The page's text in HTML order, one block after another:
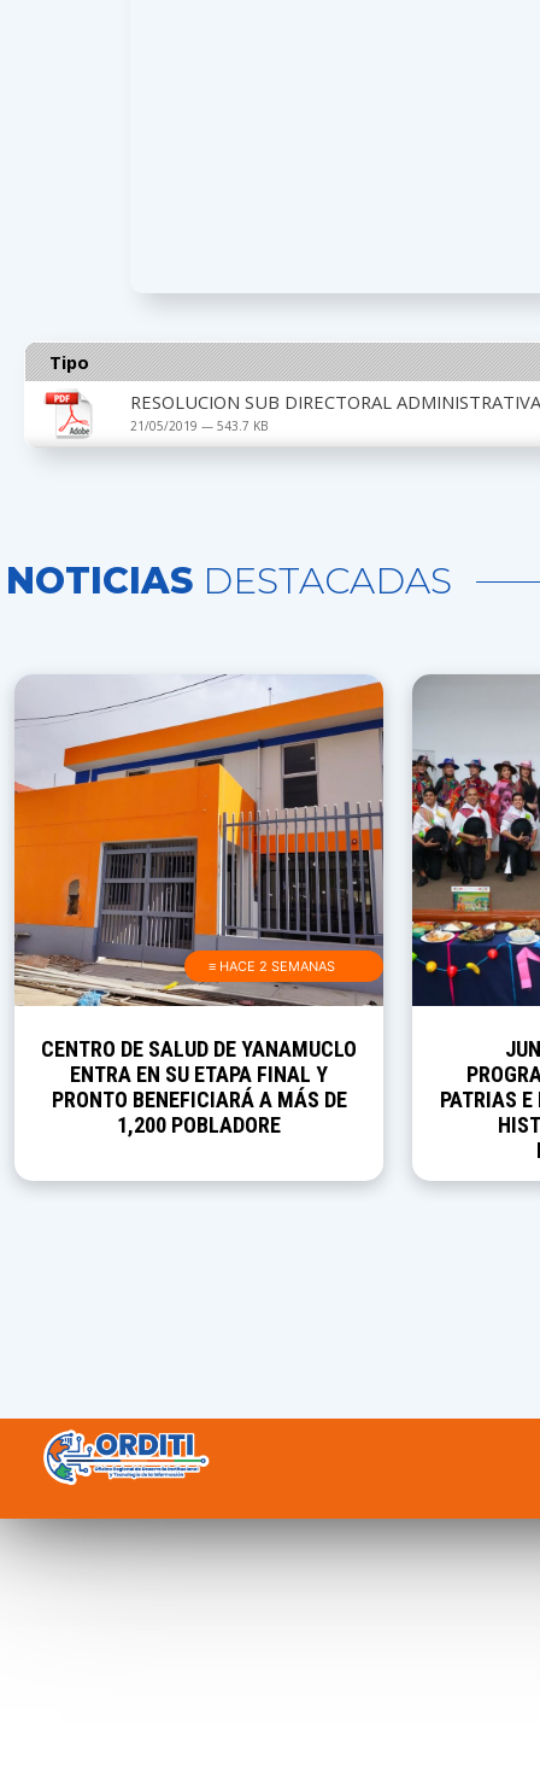
Tipo
RESOLUCION SUB DIRECTORAL
21/05/2019 — 543.7 KB
NOTICIAS DESTACADAS
≡ HACE 2 SEMANAS
CENTRO DE SALUD DE YANAMUCLO
ENTRA EN SU ETAPA FINAL Y
PRONTO BENEFICIARÁ A MÁS DE
1,200 POBLADORE
PATRIAS